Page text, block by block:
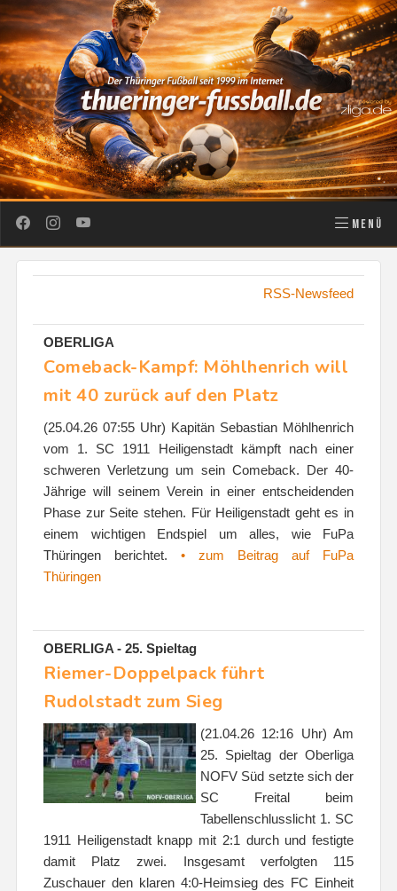
MENÜ
RSS-Newsfeed
OBERLIGA
Comeback-Kampf: Möhlhenrich will
mit 40 zurück auf den Platz
(25.04.26 07:55 Uhr) Kapitän Sebastian Möhlhenrich
vom 1. SC 1911 Heiligenstadt kämpft nach einer
schweren Verletzung um sein Comeback. Der 40-
Jährige will seinem Verein in einer entscheidenden
Phase zur Seite stehen. Für Heiligenstadt geht es in
einem wichtigen Endspiel um alles, wie FuPa
Thüringen berichtet. • zum Beitrag auf FuPa
Thüringen
OBERLIGA - 25. Spieltag
Riemer-Doppelpack führt
Rudolstadt zum Sieg
(21.04.26 12:16 Uhr) Am
25. Spieltag der Oberliga
NOFV Süd setzte sich der
SC Freital beim
Tabellenschlusslicht 1. SC
1911 Heiligenstadt knapp mit 2:1 durch und festigte
damit Platz zwei. Insgesamt verfolgten 115
Zuschauer den klaren 4:0-Heimsieg des FC Einheit